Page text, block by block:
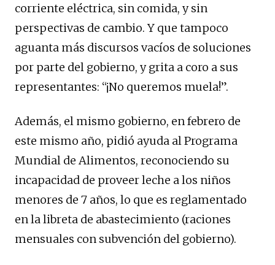
corriente eléctrica, sin comida, y sin
perspectivas de cambio. Y que tampoco
aguanta más discursos vacíos de soluciones
por parte del gobierno, y grita a coro a sus
representantes: “¡No queremos muela!”.
Además, el mismo gobierno, en febrero de
este mismo año, pidió ayuda al Programa
Mundial de Alimentos, reconociendo su
incapacidad de proveer leche a los niños
menores de 7 años, lo que es reglamentado
en la libreta de abastecimiento (raciones
mensuales con subvención del gobierno).